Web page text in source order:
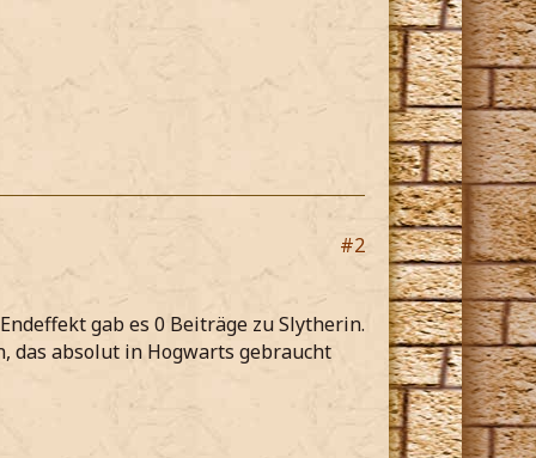
#2
gab es 0 Beiträge zu Slytherin.
das absolut in Hogwarts gebraucht